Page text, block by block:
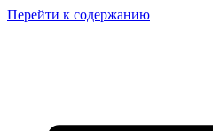
Перейти к содержанию